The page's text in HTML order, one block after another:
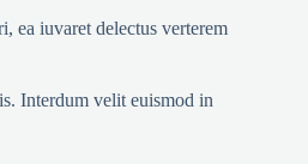
ea iuvaret delectus verterem
Interdum velit euismod in